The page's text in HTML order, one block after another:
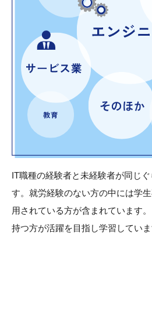
IT職種の経験者と未経験者が同じ
す。就労経験のない方の中には学
用されている方が含まれています
持つ方が活躍を目指し学習していま